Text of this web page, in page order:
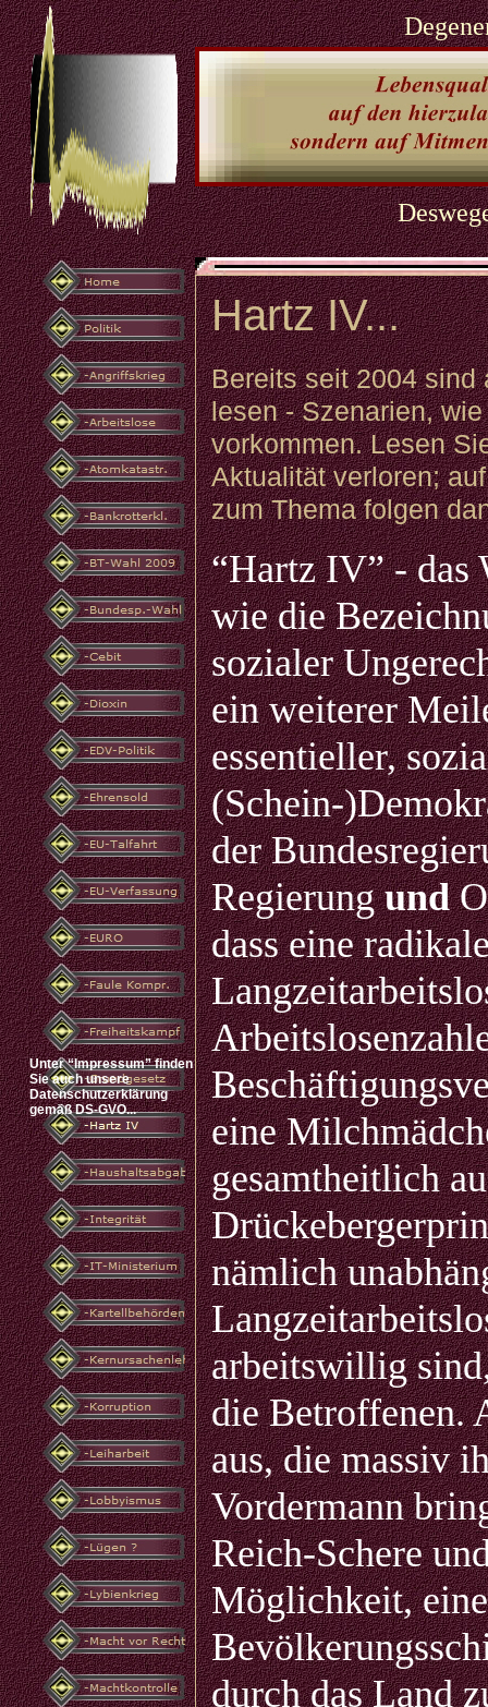
Unter “Impressum” finden
Sie auch unsere
Datenschutzerklärung
gemäß DS-GVO...
Hartz IV...
Bereits seit 2004 sind
lesen - Szenarien,
vorkommen. Lesen
Aktualität verloren;
zum Thema folgen
“Hartz IV” - das
wie die
sozialer
ein weiterer
essentieller,
(Schein-
der
Regierungund
dass eine
eine
gesamtheitlich
nämlich
arbeitswillig
die Betroffenen.
aus, die massiv
Vordermann
Reich-Schere
Möglichkeit,
durch das Land